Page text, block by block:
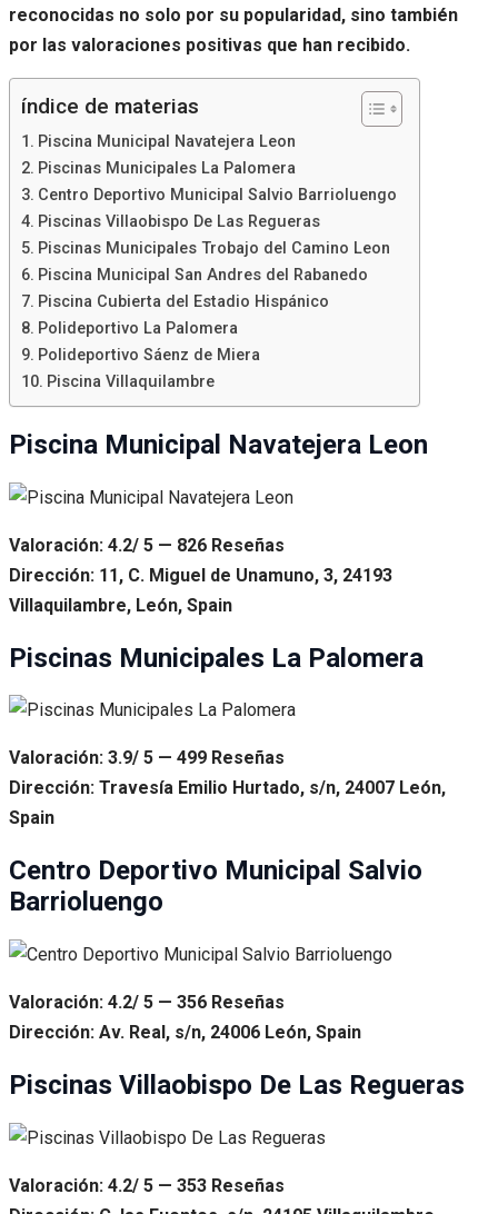
reconocidas no solo por su popularidad, sino también
por las valoraciones positivas que han recibido.
índice de materias
Piscina Municipal Navatejera Leon
Piscinas Municipales La Palomera
Centro Deportivo Municipal Salvio Barrioluengo
Piscinas Villaobispo De Las Regueras
Piscinas Municipales Trobajo del Camino Leon
Piscina Municipal San Andres del Rabanedo
Piscina Cubierta del Estadio Hispánico
Polideportivo La Palomera
Polideportivo Sáenz de Miera
Piscina Villaquilambre
Piscina Municipal Navatejera Leon
Valoración: 4.2/ 5 — 826 Reseñas
Dirección: 11, C. Miguel de Unamuno, 3, 24193
Villaquilambre, León, Spain
Piscinas Municipales La Palomera
Valoración: 3.9/ 5 — 499 Reseñas
Dirección: Travesía Emilio Hurtado, s/n, 24007 León,
Spain
Centro Deportivo Municipal Salvio
Barrioluengo
Valoración: 4.2/ 5 — 356 Reseñas
Dirección: Av. Real, s/n, 24006 León, Spain
Piscinas Villaobispo De Las Regueras
Valoración: 4.2/ 5 — 353 Reseñas